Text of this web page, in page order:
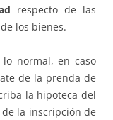
respecto de las
los bienes.
normal, en caso
de la prenda de
la hipoteca del
la inscripción de